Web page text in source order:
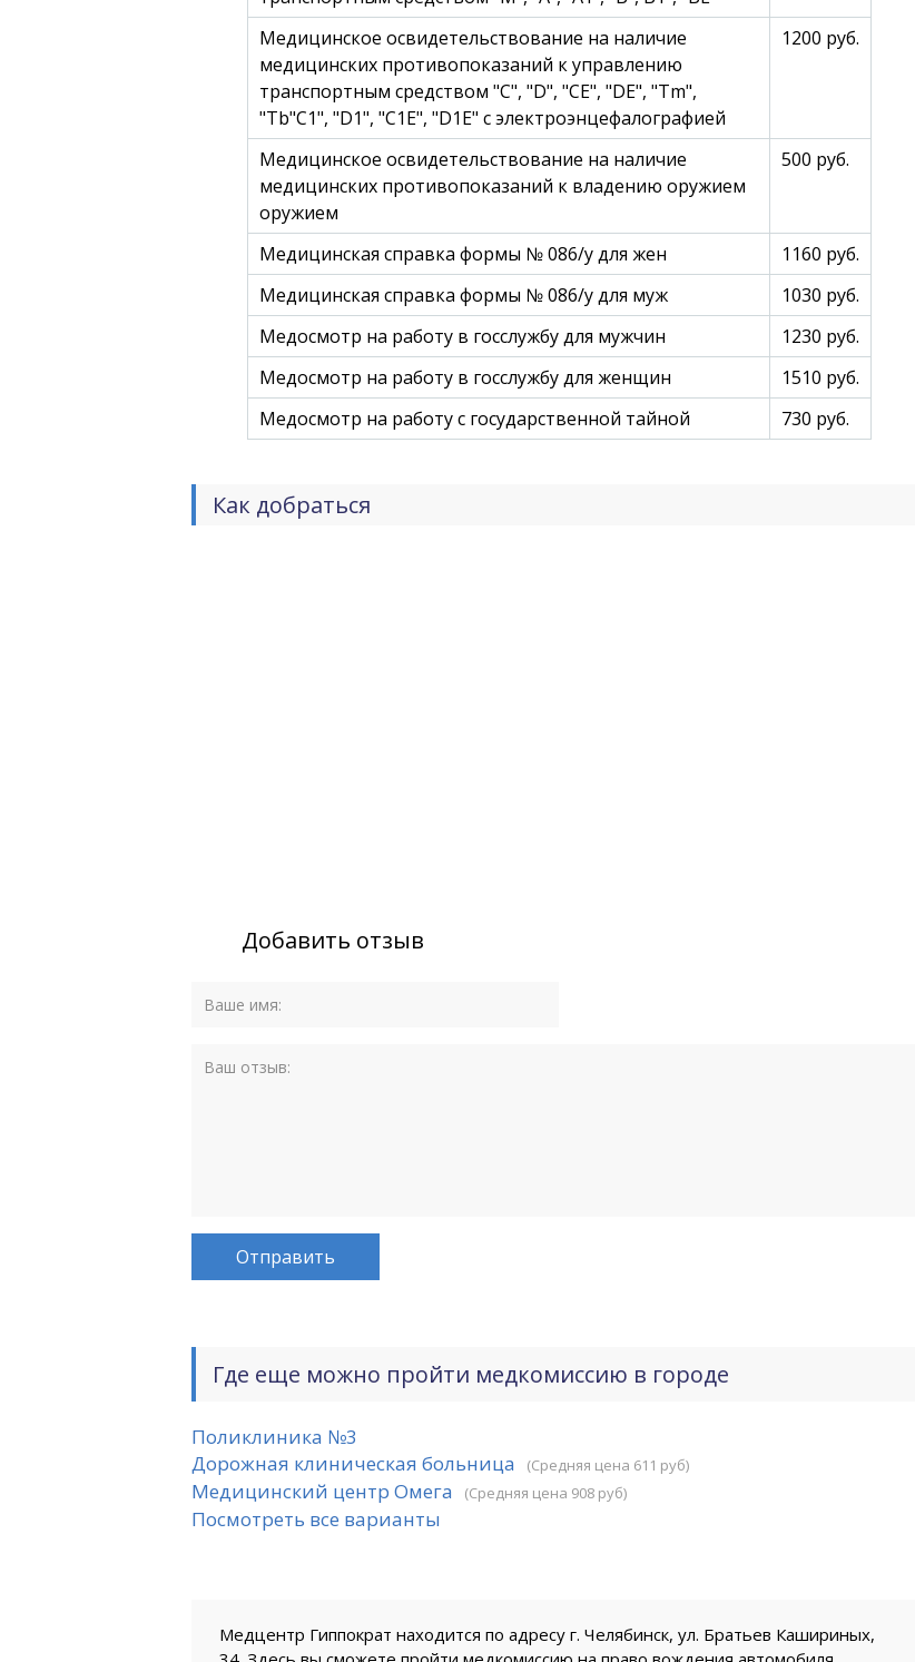
Медицинское освидетельствование на наличие
медицинских противопоказаний к управлению
транспортным средством "С", "D", "СЕ", "DE", "Tm",
"Тb"С1", "D1", "С1Е", "D1E" c электроэнцефалографией
1200 руб.
Медицинское освидетельствование на наличие
медицинских противопоказаний к владению оружием
оружием
500 руб.
Медицинская справка формы № 086/у для жен
1160 руб.
Медицинская справка формы № 086/у для муж
1030 руб.
Медосмотр на работу в госслужбу для мужчин
1230 руб.
Медосмотр на работу в госслужбу для женщин
1510 руб.
Медосмотр на работу с государственной тайной
730 руб.
Как добраться
Добавить отзыв
Где еще можно пройти медкомиссию в городе
Поликлиника №3
Дорожная клиническая больница
(Средняя цена 611 руб)
Медицинский центр Омега (Средняя цена 908 руб)
Посмотреть все варианты
Медцентр Гиппократ находится по адресу г. Челябинск, ул. Братьев Кашириных,